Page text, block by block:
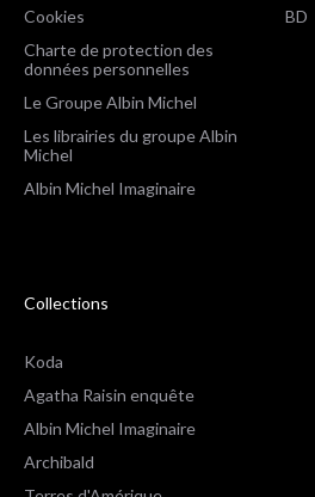
Cookies
Charte de protection des
données personnelles
Le Groupe Albin Michel
Les librairies du groupe Albin
Michel
Albin Michel Imaginaire
BD
Collections
Koda
Agatha Raisin enquête
Albin Michel Imaginaire
Archibald